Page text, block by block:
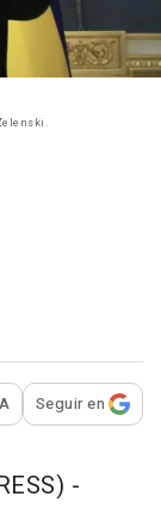
para
Seguir en
-